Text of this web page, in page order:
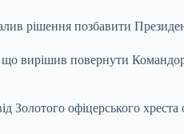
рішення позбавити
вирішив повернути
Золотого офіцерського